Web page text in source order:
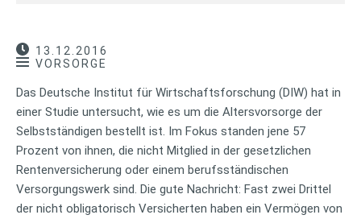
13.12.2016
VORSORGE
Das Deutsche Institut für Wirtschaftsforschung (DIW) hat in
einer Studie untersucht, wie es um die Altersvorsorge der
Selbstständigen bestellt ist. Im Fokus standen jene 57
Prozent von ihnen, die nicht Mitglied in der gesetzlichen
Rentenversicherung oder einem berufsständischen
Versorgungswerk sind. Die gute Nachricht: Fast zwei Drittel
der nicht obligatorisch Versicherten haben ein Vermögen von